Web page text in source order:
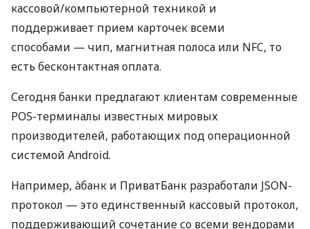
кассовой/компьютерной техникой и
поддерживает прием карточек всеми
способами — чип, магнитная полоса или NFC, то
есть бесконтактная оплата.
Сегодня банки предлагают клиентам современные
POS-терминалы известных мировых
производителей, работающих под операционной
системой Android.
Например, àбанк и ПриватБанк разработали JSON-
протокол — это единственный кассовый протокол,
поддерживающий сочетание со всеми вендорами